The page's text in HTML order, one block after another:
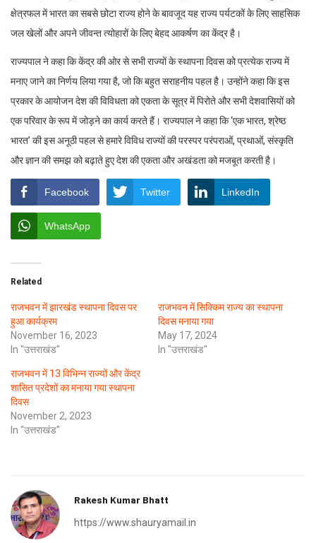
क्षेत्रफल में भारत का सबसे छोटा राज्य होने के बावजूद यह राज्य पर्यटकों के लिए साहसिक
जल खेलों और अपने जीवन्त त्योहारों के लिए बेहद आकर्षण का केंद्र है।
राज्यपाल ने कहा कि केंद्र की ओर से सभी राज्यों के स्थापना दिवस को प्रत्येक राज्य में
मनाए जाने का निर्णय लिया गया है, जो कि बहुत सराहनीय पहल है। उन्होंने कहा कि इस
प्रकार के आयोजन देश की विविधता को एकता के सूत्र में पिरोते और सभी देशवासियों को
एक परिवार के रूप में जोड़ने का कार्य करते हैं। राज्यपाल ने कहा कि ‘एक भारत, श्रेष्ठ
भारत’ की इस अनूठी पहल से हमारे विविध राज्यों की परस्पर परंपराओं, प्रथाओं, संस्कृति
और ज्ञान की समझ को बढ़ाते हुए देश की एकता और अखंडता को मजबूत करती है।
Facebook Twitter LinkedIn
WhatsApp
Related
राजभवन में झारखंड स्थापना दिवस पर
हुआ कार्यक्रम
November 16, 2023
In "उत्तराखंड"
राजभवन में सिक्किम राज्य का स्थापना
दिवस मनाया गया
May 17, 2024
In "उत्तराखंड"
राजभवन में 13 विभिन्न राज्यों और केंद्र
शासित प्रदेशों का मनाया गया स्थापना
दिवस
November 2, 2023
In "उत्तराखंड"
Rakesh Kumar Bhatt
https://www.shauryamail.in